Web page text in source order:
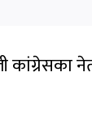
कांग्रेसका